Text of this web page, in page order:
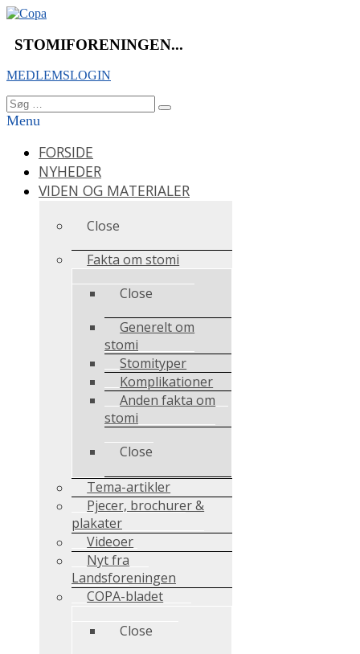
Videre
indhold
STOMIFORENINGEN...
MEDLEMSLOGIN
Søg
efter:
Søg
Menu
FORSIDE
NYHEDER
VIDEN OG MATERIALER
Close
Fakta om stomi
Close
Generelt om
stomi
Stomityper
Komplikationer
Anden fakta om
stomi
Close
Tema-artikler
Pjecer, brochurer &
plakater
Videoer
Nyt fra
Landsforeningen
COPA-bladet
Close